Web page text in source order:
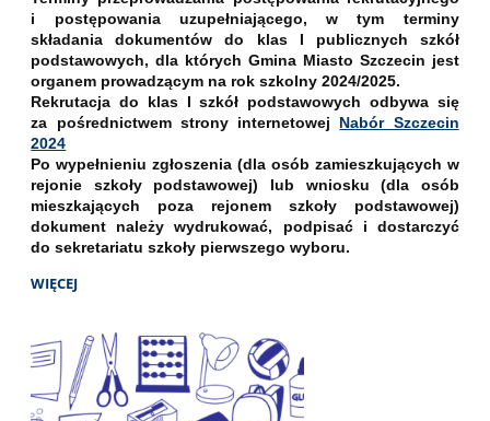
i postępowania uzupełniającego, w tym terminy
składania dokumentów do klas I publicznych szkół
podstawowych, dla których Gmina Miasto Szczecin jest
organem prowadzącym na rok szkolny 2024/2025.
Rekrutacja do klas I szkół podstawowych odbywa się
za pośrednictwem strony internetowej Nabór Szczecin
2024
Po wypełnieniu zgłoszenia (dla osób zamieszkujących w
rejonie szkoły podstawowej) lub wniosku (dla osób
mieszkających poza rejonem szkoły podstawowej)
dokument należy wydrukować, podpisać i dostarczyć
do sekretariatu szkoły pierwszego wyboru.
WIĘCEJ